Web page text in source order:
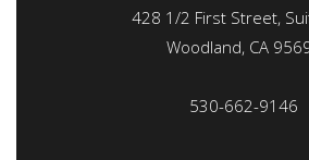
428 1/2 First Street,
Woodland, CA
530-662-9146